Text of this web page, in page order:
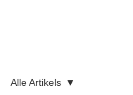
Alle Artikels